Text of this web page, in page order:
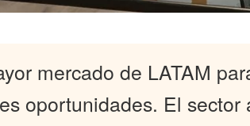
mercado de LATAM
oportunidades. El